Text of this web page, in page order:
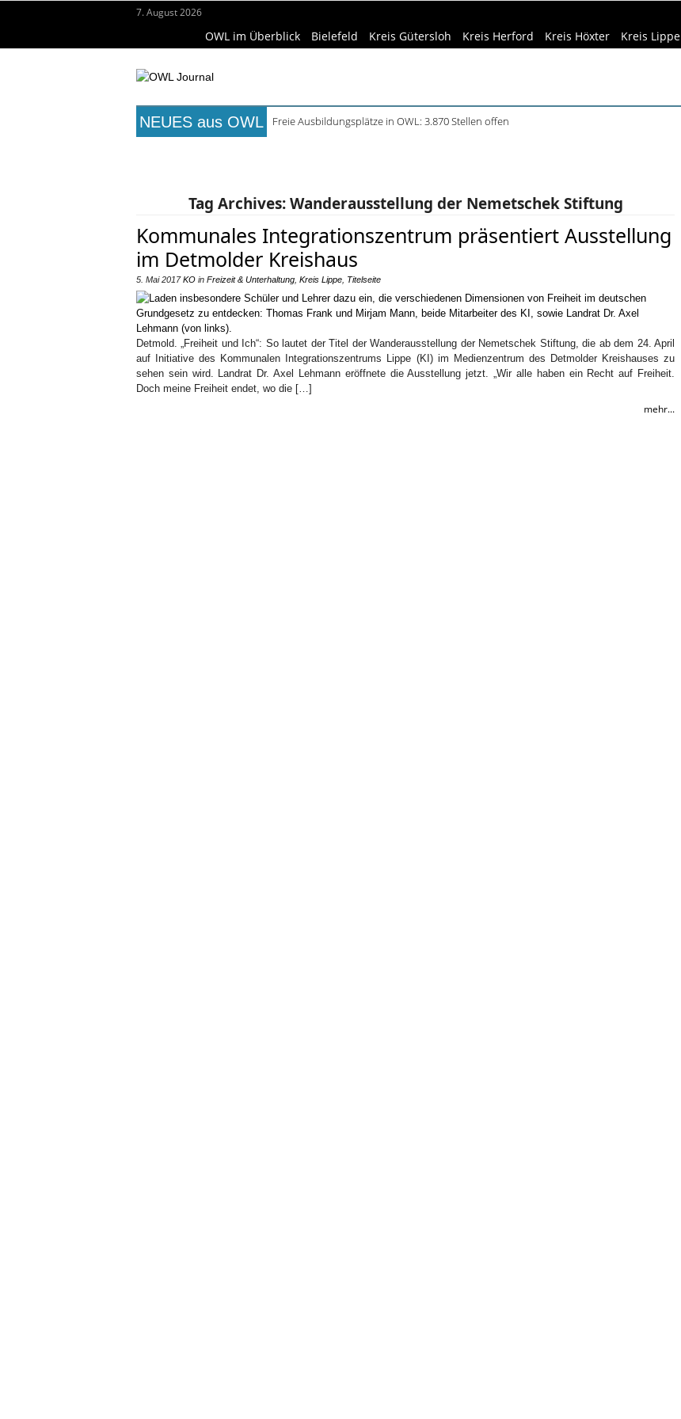
7. August 2026
OWL im Überblick Bielefeld Kreis Gütersloh Kreis Herford Kreis Höxter Kreis Lippe
NEUES aus OWL
Freie Ausbildungsplätze in OWL: 3.870 Stellen offen
Tag Archives:Wanderausstellung der Nemetschek Stiftung
Kommunales Integrationszentrum präsentiert Ausstellung
im Detmolder Kreishaus
5. Mai 2017 KO in Freizeit & Unterhaltung Kreis Lippe Titelseite
Detmold. „Freiheit und Ich“: So lautet der Titel der Wanderausstellung der Nemetschek Stiftung, die ab dem 24. April
auf Initiative des Kommunalen Integrationszentrums Lippe (KI) im Medienzentrum des Detmolder Kreishauses zu
sehen sein wird. Landrat Dr. Axel Lehmann eröffnete die Ausstellung jetzt. „Wir alle haben ein Recht auf Freiheit.
Doch meine Freiheit endet, wo die […]
mehr...